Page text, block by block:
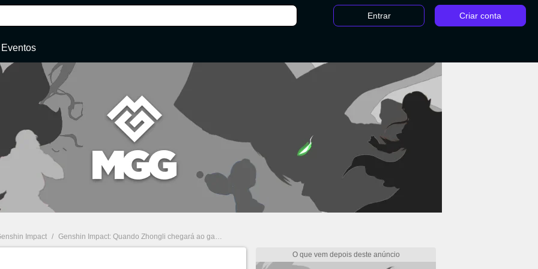
Entrar Criar conta
Eventos
Impact / Genshin Impact: Quando Zhongli chegará ao game?